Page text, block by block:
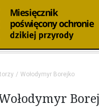
Wołodymyr Borejko